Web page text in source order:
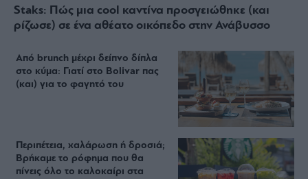
Staks: Πώς μια cool καντίνα προσγειώθηκε (και
ρίζωσε) σε ένα αθέατο οικόπεδο στην Ανάβυσσο
Από brunch μέχρι δείπνο δίπλα
στο κύμα: Γιατί στο Bolivar πας
(και) για το φαγητό του
Περιπέτεια, χαλάρωση ή δροσιά;
Βρήκαμε το ρόφημα που θα
πίνεις όλο το καλοκαίρι στα